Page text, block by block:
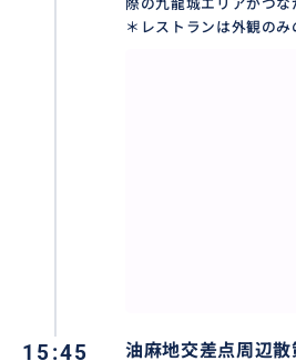
際の九龍城エリアがつな
＊レストランは外観のみ
15:45 油麻地交差点周辺散